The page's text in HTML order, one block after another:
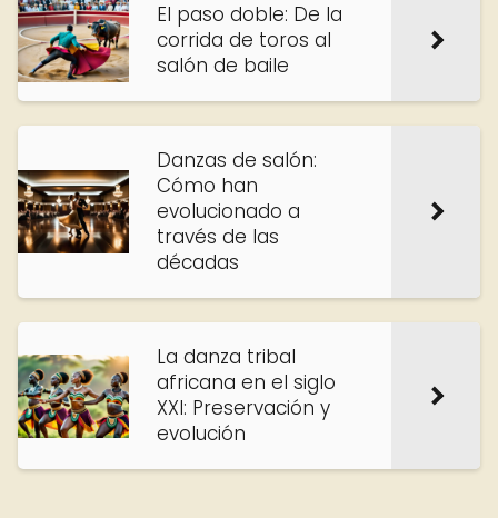
El paso doble: De la
corrida de toros al
salón de baile
Danzas de salón:
Cómo han
evolucionado a
través de las
décadas
La danza tribal
africana en el siglo
XXI: Preservación y
evolución